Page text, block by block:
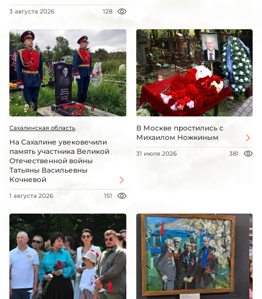
3 августа 2026 128
Сахалинская область
На Сахалине увековечили
память участника Великой
Отечественной войны
Татьяны Васильевны
Кочневой
1 августа 2026 151
В Москве простились с
Михаилом Ножкиным
31 июля 2026 381